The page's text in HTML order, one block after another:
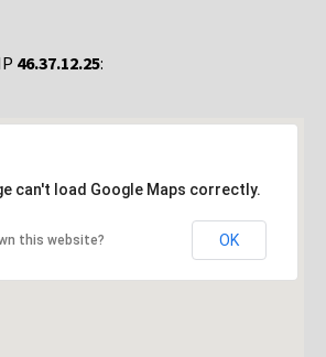
46.37.12.25:
can't load Google Maps correctly.
this website? OK